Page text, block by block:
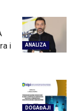
i
ANALIZA
DOGAĐAJI